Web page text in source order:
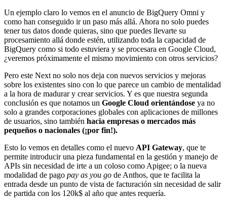
Un ejemplo claro lo vemos en el anuncio de BigQuery Omni y
como han conseguido ir un paso más allá. Ahora no solo puedes
tener tus datos donde quieras, sino que puedes llevarte su
procesamiento allá donde estén, utilizando toda la capacidad de
BigQuery como si todo estuviera y se procesara en Google Cloud,
¿veremos próximamente el mismo movimiento con otros servicios?
Pero este Next no solo nos deja con nuevos servicios y mejoras
sobre los existentes sino con lo que parece un cambio de mentalidad
a la hora de madurar y crear servicios. Y es que nuestra segunda
conclusión es que notamos un Google Cloud orientándose ya no
solo a grandes corporaciones globales con aplicaciones de millones
de usuarios, sino también hacia empresas o mercados más
pequeños o nacionales (¡por fin!).
Esto lo vemos en detalles como el nuevo API Gateway, que te
permite introducir una pieza fundamental en la gestión y manejo de
APIs sin necesidad de irte a un coloso como Apigee; o la nueva
modalidad de pago pay as you go de Anthos, que te facilita la
entrada desde un punto de vista de facturación sin necesidad de salir
de partida con los 120k$ al año que antes requería.